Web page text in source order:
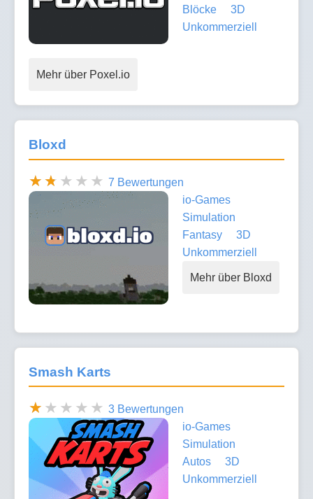
Blöcke
3D
Unkommerziell
Mehr über Poxel.io
Bloxd
7 Bewertungen
io-Games
Simulation
Fantasy
3D
Unkommerziell
Mehr über Bloxd
Smash Karts
3 Bewertungen
io-Games
Simulation
Autos
3D
Unkommerziell